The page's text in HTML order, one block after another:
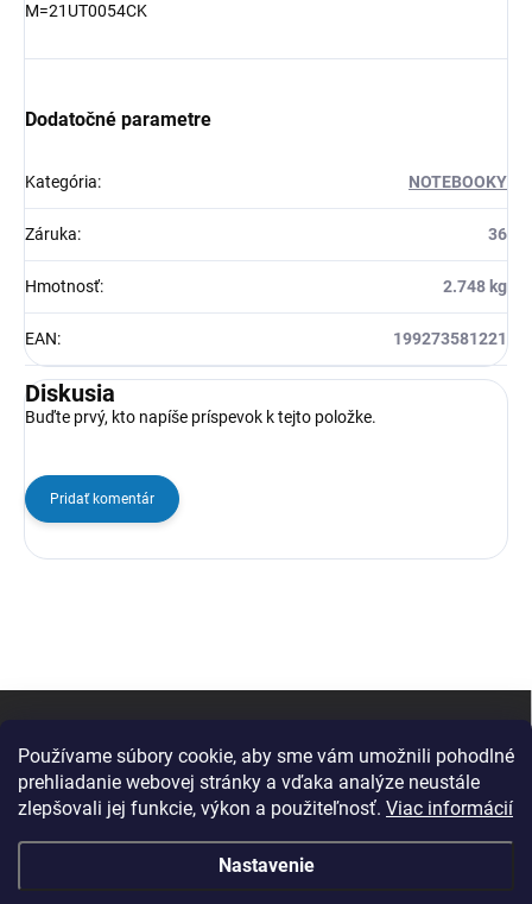
Používame súbory cookie, aby sme vám umožnili pohodlné
prehliadanie webovej stránky a vďaka analýze neustále
zlepšovali jej funkcie, výkon a použiteľnosť. Viac informácií
Nastavenie
M=21UT0054CK
Dodatočné parametre
Kategória: NOTEBOOKY
Záruka: 36
Hmotnosť: 2.748 kg
EAN: 199273581221
Diskusia
Buďte prvý, kto napíše príspevok k tejto položke.
Pridať komentár